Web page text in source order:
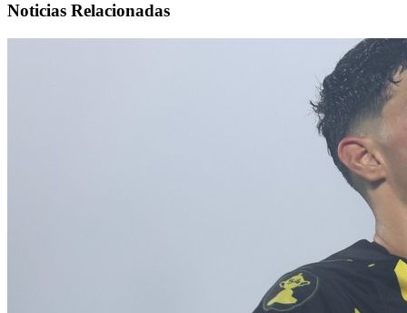
Noticias Relacionadas